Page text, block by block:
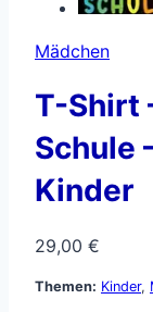
Mädchen
T-Shirt
Schule
Kinder
29,00 €
Themen: Kinder,